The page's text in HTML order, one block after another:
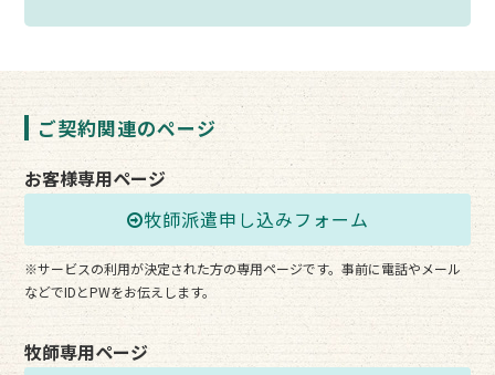
ご契約関連のページ
お客様専用ページ
牧師派遣申し込みフォーム
※サービスの利用が決定された方の専用ページです。事前に電話やメール
などでIDとPWをお伝えします。
牧師専用ページ